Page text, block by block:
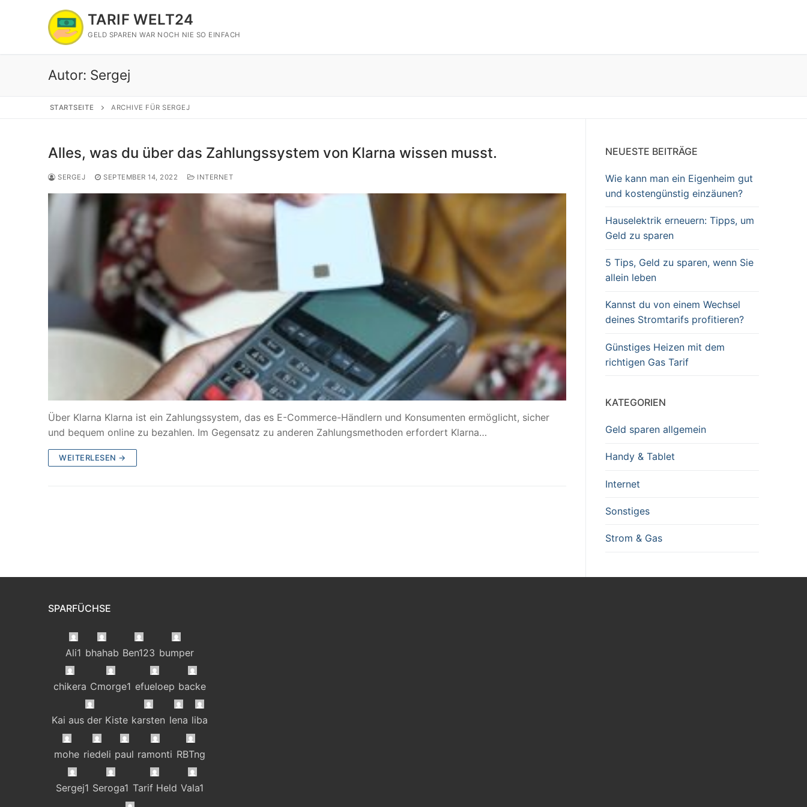
TARIF WELT24
GELD SPAREN WAR NOCH NIE SO EINFACH
Autor: Sergej
STARTSEITE ARCHIVE FÜR SERGEJ
Alles, was du über das Zahlungssystem von Klarna wissen musst.
SERGEJ SEPTEMBER 14, 2022 INTERNET
Über Klarna Klarna ist ein Zahlungssystem, das es E-Commerce-Händlern und Konsumenten ermöglicht, sicher
und bequem online zu bezahlen. Im Gegensatz zu anderen Zahlungsmethoden erfordert Klarna…
WEITERLESEN →
NEUESTE BEITRÄGE
Wie kann man ein Eigenheim gut
und kostengünstig einzäunen?
Hauselektrik erneuern: Tipps, um
Geld zu sparen
5 Tips, Geld zu sparen, wenn Sie
allein leben
Kannst du von einem Wechsel
deines Stromtarifs profitieren?
Günstiges Heizen mit dem
richtigen Gas Tarif
KATEGORIEN
Geld sparen allgemein
Handy & Tablet
Internet
Sonstiges
Strom & Gas
SPARFÜCHSE
Ali1 bhahab Ben123 bumper
chikera Cmorge1 efueloep backe
Kai aus der Kiste karsten lena liba
mohe riedeli paul ramonti RBTng
Sergej1 Seroga1 Tarif Held Vala1